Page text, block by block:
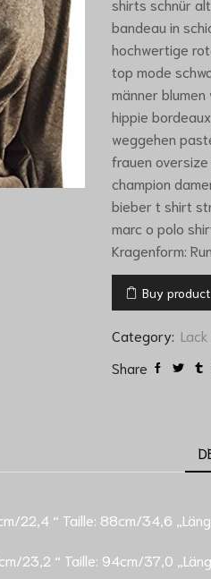
shirts schnür
bandeau in
hochwertige
top mode
männer
hippie
weggehen
frauen
champion
bieber t shirt
marc o polo
Kragenform:
Buy product
Category:
Share
22,4 “ Taille: 88cm/34,6
23,2 “ Taille: 94cm/37,0